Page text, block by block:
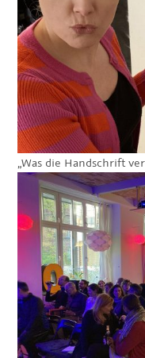
„Was die Handschrift